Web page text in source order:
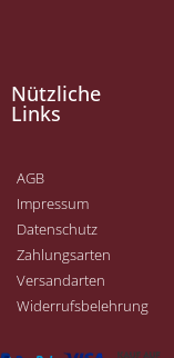
Nützliche
Links
AGB
Impressum
Datenschutz
Zahlungsarten
Versandarten
Widerrufsbelehrung